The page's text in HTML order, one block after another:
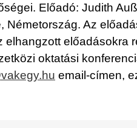
Előadó: Judith
Németország. Az
elhangzott előadásokra
oktatási
email-címen,